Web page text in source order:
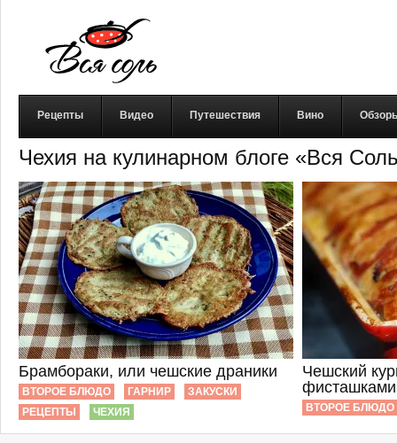
Рецепты Видео Путешествия Вино
Чехия на кулинарном блоге «Вся
Брамбораки, или чешские драники
ВТОРОЕ БЛЮДО ГАРНИР
ЗАКУСКИ
РЕЦЕПТЫ
ЧЕХИЯ
Чешский
фисташками
ВТОРОЕ БЛЮДО